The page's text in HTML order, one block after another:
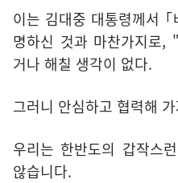
이는 김대중 대통령께서
명하신 것과 마찬가지로,
거나 해칠 생각이 없다.
그러니 안심하고 협력해
우리는 한반도의 갑작스
않습니다.